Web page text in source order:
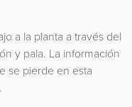
a la planta a través del
y pala. La información
se pierde en esta